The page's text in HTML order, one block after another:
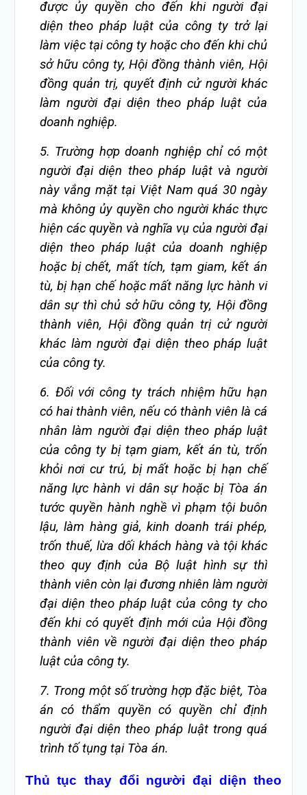
được ủy quyền cho đến khi người đại
diện theo pháp luật của công ty trở lại
làm việc tại công ty hoặc cho đến khi chủ
sở hữu công ty, Hội đồng thành viên, Hội
đồng quản trị, quyết định cử người khác
làm người đại diện theo pháp luật của
doanh nghiệp.
5. Trường hợpdoanh nghiệp chỉ có một
người đại diện theo pháp luật và người
này vắng mặt tại Việt Nam quá 30 ngày
mà không ủy quyền cho người khác thực
hiện các quyền và nghĩa vụ của người đại
diện theo pháp luật của doanh nghiệp
hoặc bị chết, mất tích, tạm giam, kết án
tù, bị hạn chế hoặc mất năng lực hành vi
dân sự thì chủ sở hữu công ty, Hội đồng
thành viên, Hội đồng quản trị cử người
khác làm người đại diện theo pháp luật
của công ty.
6. Đối với công ty trách nhiệm hữu hạn
có hai thành viên, nếu có thành viên là cá
nhân làm người đại diện theo pháp luật
của công ty bị tạm giam, kết án tù, trốn
khỏi nơi cư trú, bị mất hoặc bị hạn chế
năng lực hành vi dân sự hoặc bị Tòa án
tước quyền hành nghề vì phạm tội buôn
lậu, làm hàng giả, kinh doanh trái phép,
trốn thuế, lừa dối khách hàng và tội khác
theo quy định của Bộ luật hình sự thì
thành viên còn lại đương nhiên làm người
đại diện theo pháp luật của công ty cho
đến khi có quyết định mới của Hội đồng
thành viên về người đại diện theo pháp
luật của công ty.
7. Trong một số trường hợp đặc biệt, Tòa
án có thẩm quyền có quyền chỉ định
người đại diện theo pháp luật trong quá
trình tố tụng tại Tòa án.
Thủ tục thay đổi người đại diện theo